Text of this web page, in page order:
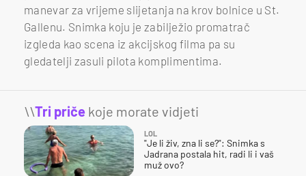
manevar za vrijeme slijetanja na krov bolnice u St.
Gallenu. Snimka koju je zabilježio promatrač
izgleda kao scena iz akcijskog filma pa su
gledatelji zasuli pilota komplimentima.
\\Tri priče koje morate vidjeti
LOL
"Je li živ, zna li se?": Snimka s
Jadrana postala hit, radi li i vaš
muž ovo?